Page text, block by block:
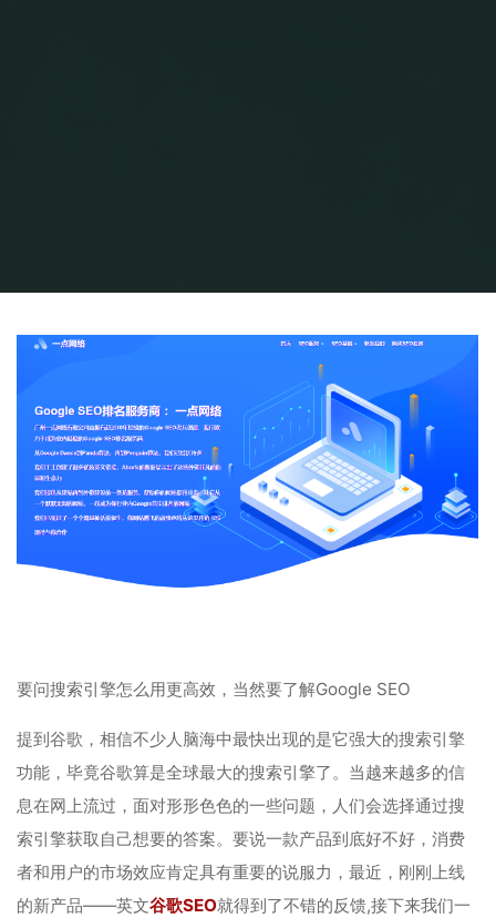
要问搜索引擎怎么用更高效，当然要了解Google SEO
提到谷歌，相信不少人脑海中最快出现的是它强大的搜索引擎
功能，毕竟谷歌算是全球最大的搜索引擎了。当越来越多的信
息在网上流过，面对形形色色的一些问题，人们会选择通过搜
索引擎获取自己想要的答案。要说一款产品到底好不好，消费
者和用户的市场效应肯定具有重要的说服力，最近，刚刚上线
的新产品——英文谷歌SEO就得到了不错的反馈,接下来我们一